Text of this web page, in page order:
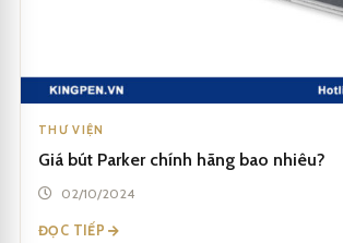
THƯ VIỆN
Giá bút Parker chính hãng bao nhiêu?
02/10/2024
ĐỌC TIẾP